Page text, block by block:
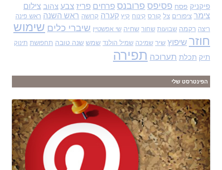
פיקניק פסח פסיפס פרובנס פרחים פריז צבע צהוב צילום
צימר ציפורים צל קורס קינוח קיץ קערה קרושה ראש השנה ראש פינה
ריצה רקמה שבועות שחור שחיה שי אפשטיין שיברי כלים שימוש
חוזר שיפוץ שיר שמיכה שמיל הולנד שמש שנה טובה תחפושת תינוק
תיק תכלת תערוכה תפירה
הפינטרסט שלי